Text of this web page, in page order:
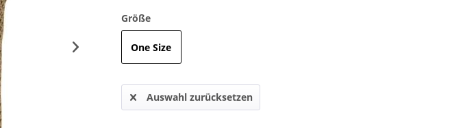
Größe
One Size
Auswahl zurücksetzen